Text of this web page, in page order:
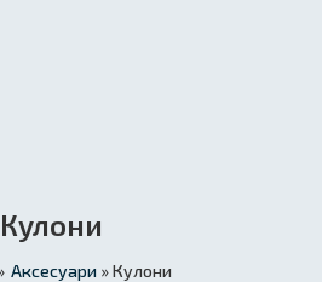
Кулони
Аксесуари » Кулони